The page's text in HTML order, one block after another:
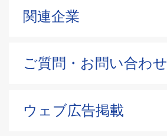
関連企業
ご質問・お問い合わせ
ウェブ広告掲載